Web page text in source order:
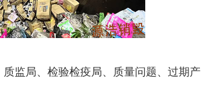
监局、检验检疫局、质量问题、过期产